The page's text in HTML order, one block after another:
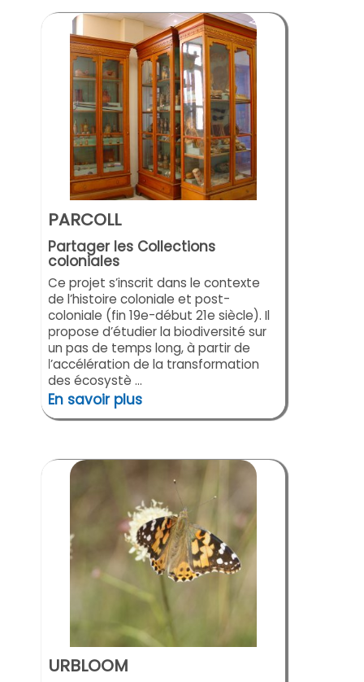
PARCOLL
Partager les Collections
coloniales
Ce projet s’inscrit dans le contexte
de l’histoire coloniale et post-
coloniale (fin 19e-début 21e siècle). Il
propose d’étudier la biodiversité sur
un pas de temps long, à partir de
l’accélération de la transformation
des écosystè ...
En savoir plus
URBLOOM